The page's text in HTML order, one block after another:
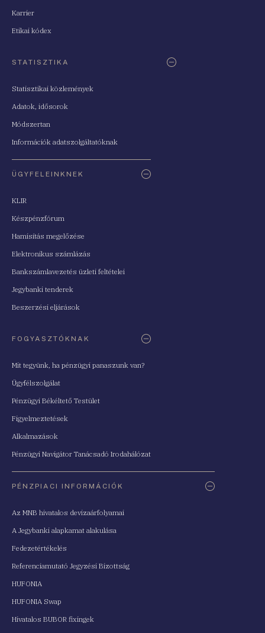
Karrier
Etikai kódex
STATISZTIKA
Statisztikai közlemények
Adatok, idősorok
Módszertan
Információk adatszolgáltatóknak
ÜGYFELEINKNEK
KLIR
Készpénzfórum
Hamisítás megelőzése
Elektronikus számlázás
Bankszámlavezetés üzleti feltételei
Jegybanki tenderek
Beszerzési eljárások
FOGYASZTÓKNAK
Mit tegyünk, ha pénzügyi panaszunk van?
Ügyfélszolgálat
Pénzügyi Békéltető Testület
Figyelmeztetések
Alkalmazások
Pénzügyi Navigátor Tanácsadó Irodahálózat
PÉNZPIACI INFORMÁCIÓK
Az MNB hivatalos devizaárfolyamai
A Jegybanki alapkamat alakulása
Fedezetértékelés
Referenciamutató Jegyzési Bizottság
HUFONIA
HUFONIA Swap
Hivatalos BUBOR fixingek